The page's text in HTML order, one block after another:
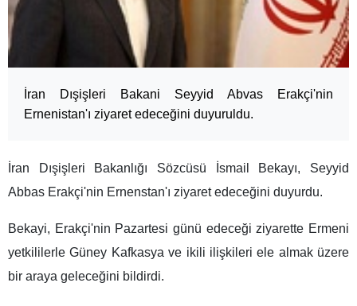
İran Dışişleri Bakani Seyyid Abvas Erakçi'nin
Ernenistan'ı ziyaret edeceğini duyuruldu.
İran Dışişleri Bakanlığı Sözcüsü İsmail Bekayı, Seyyid
Abbas Erakçi'nin Ernenstan'ı ziyaret edeceğini duyurdu.
Bekayi, Erakçi'nin Pazartesi günü edeceği ziyarette Ermeni
yetkililerle Güney Kafkasya ve ikili ilişkileri ele almak üzere
bir araya geleceğini bildirdi.